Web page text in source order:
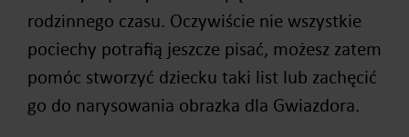
rodzinnego czasu. Oczywiście nie wszystkie
pociechy potrafią jeszcze pisać, możesz zatem
pomóc stworzyć dziecku taki list lub zachęcić
go do narysowania obrazka dla Gwiazdora.